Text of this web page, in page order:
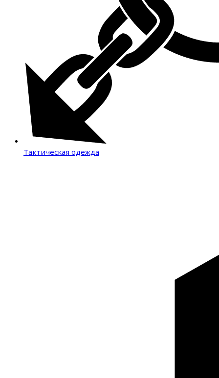
Тактическая одежда